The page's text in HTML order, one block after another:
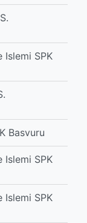
Islemi SPK
Basvuru
Islemi SPK
Islemi SPK